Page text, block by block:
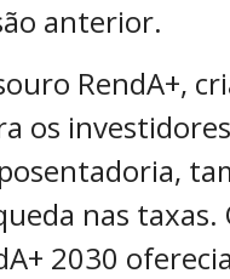
anterior.
RendA+,
os
nas taxas.
2030